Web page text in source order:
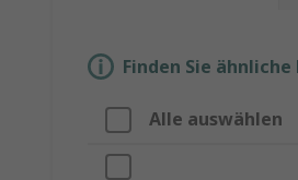
Finden Sie
Alle auswählen